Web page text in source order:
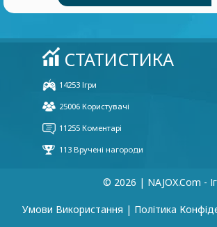
© 2026 | NAJOX.com -
Умови Використання | Політика